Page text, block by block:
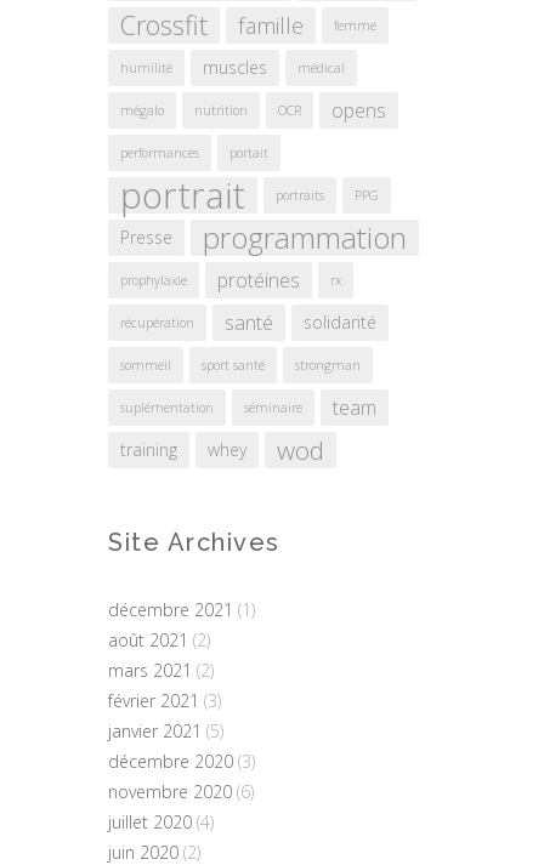
Crossfit famille femme
humilité muscles médical
mégalo nutrition OCR opens
performances portait
portrait portraits PPG
Presse programmation
prophylaxie protéines rx
récupération santé solidarité
sommeil sport santé strongman
suplémentation séminaire team
training whey wod
Site Archives
décembre 2021 (1)
août 2021 (2)
mars 2021 (2)
février 2021 (3)
janvier 2021 (5)
décembre 2020 (3)
novembre 2020 (6)
juillet 2020 (4)
juin 2020 (2)